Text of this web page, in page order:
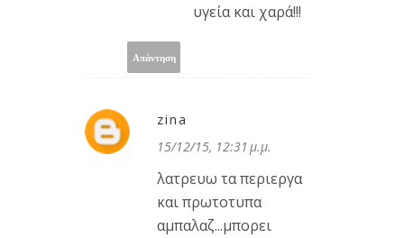
υγεία και χαρά!!!
Απάντηση
zina
15/12/15, 12:31 μ.μ.
λατρευω τα περιεργα
και πρωτοτυπα
αμπαλαζ...μπορει